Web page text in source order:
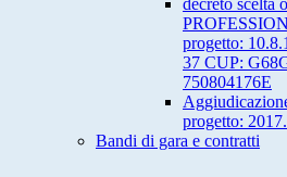
decreto
progetto:
37 CUP:
750804176E
progetto:
Bandi di gara e contratti